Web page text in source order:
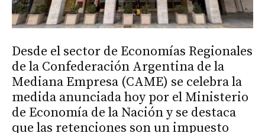
Desde el sector de Economías Regionales
de la Confederación Argentina de la
Mediana Empresa (CAME) se celebra la
medida anunciada hoy por el Ministerio
de Economía de la Nación y se destaca
que las retenciones son un impuesto